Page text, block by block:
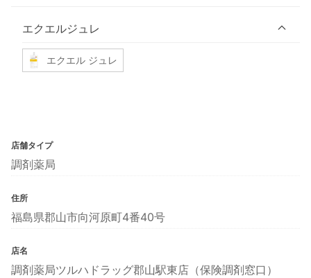
エクエルジュレ
エクエル ジュレ
店舗タイプ
調剤薬局
住所
福島県郡山市向河原町4番40号
店名
調剤薬局ツルハドラッグ郡山駅東店（保険調剤窓口）